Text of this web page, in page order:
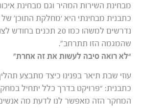
מבחינת השירות המהיר וגם מבחינת
כתבנית מבחינתי היא ‘מחלקת התוכן’
שהמגמה הזו תתרחב”.
“לא רואה סיבה לעשות את זה אחרת”
עוזי שבת תיאר בפנינו כיצד מתבצע
כתבנית: “פרויקט בדרך כלל יתחיל
המחקר הזה מאפשר לנו לדעת מה